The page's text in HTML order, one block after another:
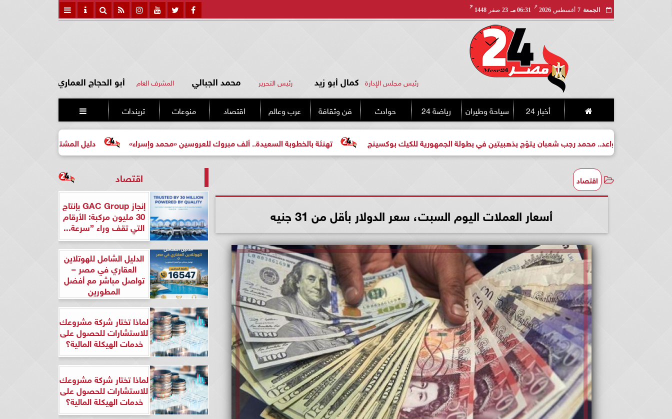
الجمعة 7 أغسطس 2026
مـ
06:31 مـ 23 صفر 1448
هـ
رئيس مجلس الإدارة كمال أبو زيد رئيس التحرير محمد الجبالي المشرف العام أبو الحجاج العماري
أخبار 24 سياحة وطيران رياضة 24 حوادث فن وثقافة عرب وعالم اقتصاد منوعات تريندات 
دليل المشتري لأول مرة لاختيار مشروع تهنئة بالخطوبة السعيدة.. ألف مبروك للعروسين «محمد وإسراء» واعد.. محمد رجب شعبان يتوّج بذهبيتين في بطولة الجمهورية للكيك بوكسينج
اقتصاد
أسعار العملات اليوم السبت، سعر الدولار بأقل من 31 جنيه
اقتصاد
إنجاز GAC Group بإنتاج
30 مليون مركبة: الأرقام
التي تقف وراء ”سرعة...
الدليل الشامل للهوتلاين
العقاري في مصر –
تواصل مباشر مع أفضل
المطورين
لماذا تختار شركة مشروعك
للاستشارات للحصول على
خدمات الهيكلة المالية؟
لماذا تختار شركة مشروعك
للاستشارات للحصول على
خدمات الهيكلة المالية؟